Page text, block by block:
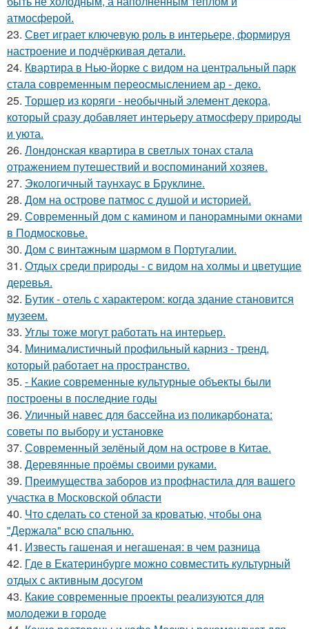
атмосферой.
23. Свет играет ключевую роль в интерьере, формируя
настроение и подчёркивая детали.
24. Квартира в Нью-йорке с видом на центральный парк
стала современным переосмыслением ар - деко.
25. Торшер из коряги - необычный элемент декора,
который сразу добавляет интерьеру атмосферу природы
и уюта.
26. Лондонская квартира в светлых тонах стала
отражением путешествий и воспоминаний хозяев.
27. Экологичный таунхаус в Бруклине.
28. Дом на острове патмос с душой и историей.
29. Современный дом с камином и панорамными окнами
в Подмосковье.
30. Дом с винтажным шармом в Португалии.
31. Отдых среди природы - с видом на холмы и цветущие
деревья.
32. Бутик - отель с характером: когда здание становится
музеем.
33. Углы тоже могут работать на интерьер.
34. Минималистичный профильный карниз - тренд,
который работает на пространство.
35. - Какие современные культурные объекты были
построены в последние годы
36. Уличный навес для бассейна из поликарбоната:
советы по выбору и установке
37. Современный зелёный дом на острове в Китае.
38. Деревянные проёмы своими руками.
39. Преимущества заборов из профнастила для вашего
участка в Московской области
40. Что сделать со стеной за кроватью, чтобы она
"Держала" всю спальню.
41. Известь гашеная и негашеная: в чем разница
42. Где в Екатеринбурге можно совместить культурный
отдых с активным досугом
43. Какие современные проекты реализуются для
молодежи в городе